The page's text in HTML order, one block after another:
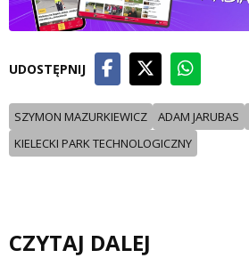
UDOSTĘPNIJ
SZYMON MAZURKIEWICZ ADAM JARUBAS
KIELECKI PARK TECHNOLOGICZNY
CZYTAJ DALEJ